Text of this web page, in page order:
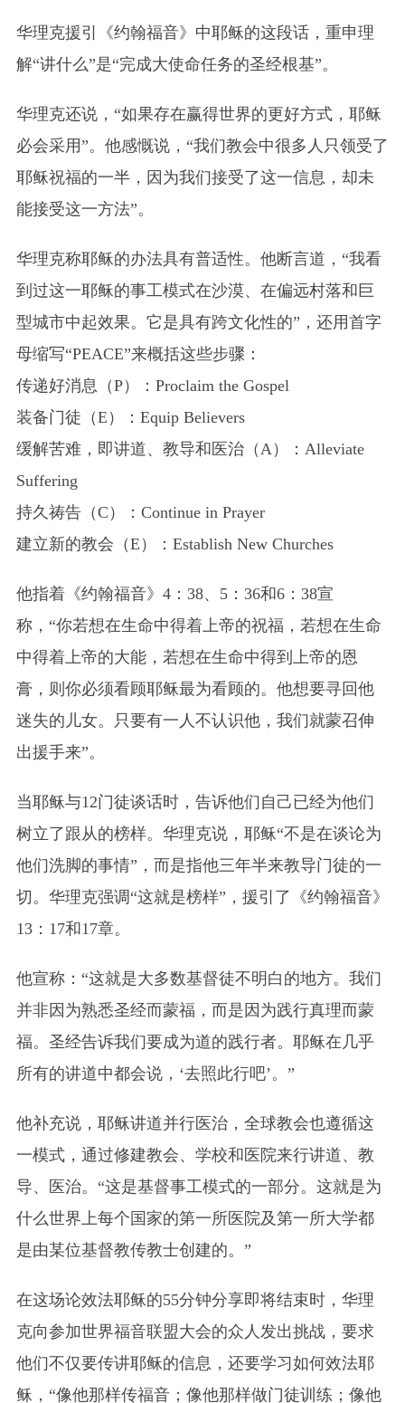
华理克援引《约翰福音》中耶稣的这段话，重申理
解“讲什么”是“完成大使命任务的圣经根基”。
华理克还说，“如果存在赢得世界的更好方式，耶稣
必会采用”。他感慨说，“我们教会中很多人只领受了
耶稣祝福的一半，因为我们接受了这一信息，却未
能接受这一方法”。
华理克称耶稣的办法具有普适性。他断言道，“我看
到过这一耶稣的事工模式在沙漠、在偏远村落和巨
型城市中起效果。它是具有跨文化性的”，还用首字
母缩写“PEACE”来概括这些步骤：
传递好消息（P）： Proclaim the Gospel
装备门徒（E）： Equip Believers
缓解苦难，即讲道、教导和医治（A）： Alleviate
Suffering
持久祷告（C）： Continue in Prayer
建立新的教会（E）： Establish New Churches
他指着《约翰福音》4：38、5：36和6：38宣
称，“你若想在生命中得着上帝的祝福，若想在生命
中得着上帝的大能，若想在生命中得到上帝的恩
膏，则你必须看顾耶稣最为看顾的。他想要寻回他
迷失的儿女。只要有一人不认识他，我们就蒙召伸
出援手来”。
当耶稣与12门徒谈话时，告诉他们自己已经为他们
树立了跟从的榜样。华理克说，耶稣“不是在谈论为
他们洗脚的事情”，而是指他三年半来教导门徒的一
切。华理克强调“这就是榜样”，援引了《约翰福音》
13：17和17章。
他宣称：“这就是大多数基督徒不明白的地方。我们
并非因为熟悉圣经而蒙福，而是因为践行真理而蒙
福。圣经告诉我们要成为道的践行者。耶稣在几乎
所有的讲道中都会说，‘去照此行吧’。”
他补充说，耶稣讲道并行医治，全球教会也遵循这
一模式，通过修建教会、学校和医院来行讲道、教
导、医治。“这是基督事工模式的一部分。这就是为
什么世界上每个国家的第一所医院及第一所大学都
是由某位基督教传教士创建的。”
在这场论效法耶稣的55分钟分享即将结束时，华理
克向参加世界福音联盟大会的众人发出挑战，要求
他们不仅要传讲耶稣的信息，还要学习如何效法耶
稣，“像他那样传福音；像他那样做门徒训练；像他